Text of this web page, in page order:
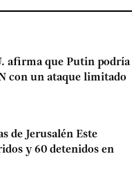
afirma que Putin podría
con un ataque limitado
de Jerusalén Este
y 60 detenidos en